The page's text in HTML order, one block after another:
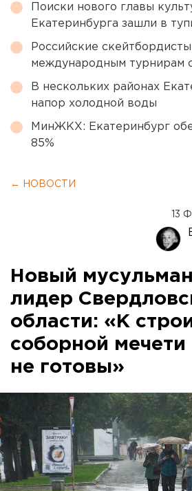
Поиски нового главы
Екатеринбурга зашли в
Российские
международным турнирам
В нескольких районах
напор холодной воды
МинЖКХ: Екатеринбург
85%
← НОВОСТИ
13
Новый
лидер
области: «К
соборной
не готовы»